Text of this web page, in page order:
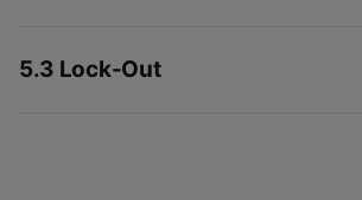
5.3 Lock-Out